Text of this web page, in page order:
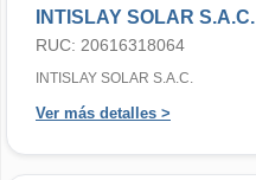
INTISLAY SOLAR S.A.C.
RUC: 20616318064
INTISLAY SOLAR S.A.C.
Ver más detalles >